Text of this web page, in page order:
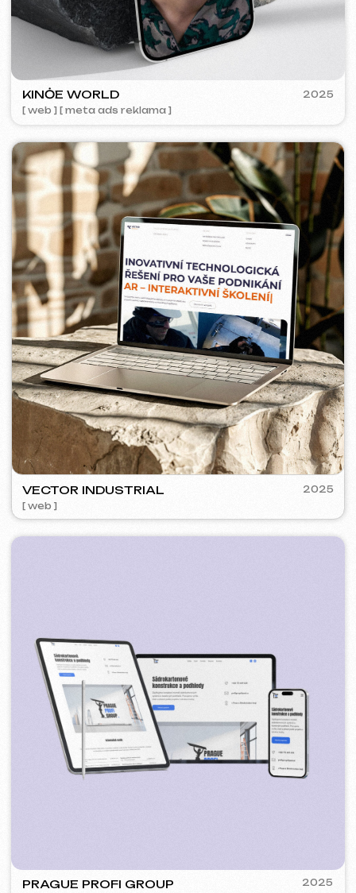
[ smm management ] [ web ] [ seo ] [ copywriting ]
5YTCVETOK
[ smm management ] [ web ] [ design ] [ seo ]
2024
ACIDUM 2024